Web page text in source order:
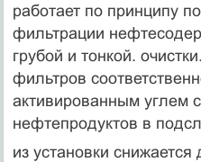
работает по принципу
фильтрации
грубой и тонкой.
фильтров
активированным углем
нефтепродуктов в
из установки снижается